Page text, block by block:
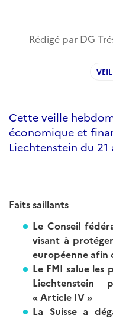
Rédigé par DG
Cette veille
économique et
Liechtenstein du 21
Faits saillants
Le Conseil
visant à
européenne afin
Le FMI salue les
Liechtenstein
« Article IV »
La Suisse a